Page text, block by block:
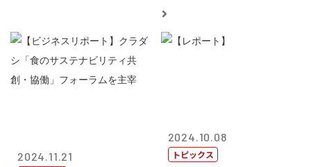
2024.11.21
2024.10.08
トピックス